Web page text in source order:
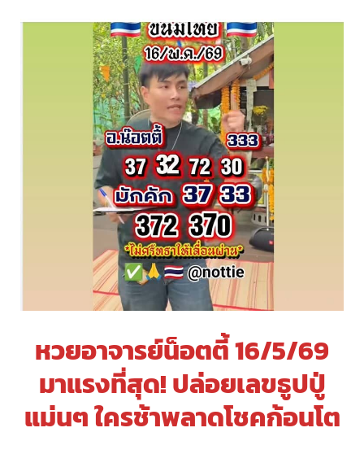
หวยอาจารย์น็อตตี้ 16/5/69
มาแรงที่สุด! ปล่อยเลขธูปปู่
แม่นๆ ใครช้าพลาดโชคก้อนโต